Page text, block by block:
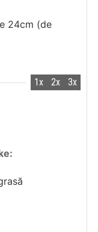
24cm (de
1x 2x 3x